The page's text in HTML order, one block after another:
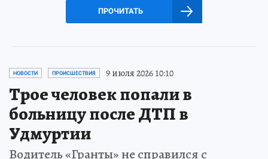
ПРОЧИТАТЬ
НОВОСТИ ПРОИСШЕСТВИЯ 9 июля 2026 10:10
Трое человек попали в
больницу после ДТП в
Удмуртии
Водитель «Гранты» не справился с